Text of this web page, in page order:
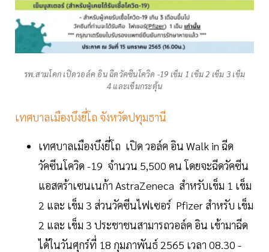
รพ.สามโคก เปิดวอล์ค อิน ฉีดวัคซีนโควิด -19 เข็ม 1 เข็ม 2 เข็ม 3 เข็ม
4 และเข็มกระตุ้น
เทศบาลเมืองบึงยี่โถ จังหวัดปทุมธานี
เทศบาลเมืองบึงยี่โถ เปิด วอล์ค อิน Walk in ฉีด
วัคซีนโควิด -19 จำนวน 5,500 คน โดยจะฉีดวัคซีน
แอสตร้าเซนเนก้า AstraZeneca สำหรับเข็ม 1 เข็ม
2 และ เข็ม 3 ส่วนวัคซีนไฟเซอร์ Pfizer สำหรับ เข็ม
2 และ เข็ม 3 ประชาชนสามารถวอล์ค อิน เข้ามาฉีด
ได้ในวันศุกร์ที่ 18 กุมภาพันธ์ 2565 เวลา 08.30 -